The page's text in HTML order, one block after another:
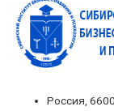
Россия,